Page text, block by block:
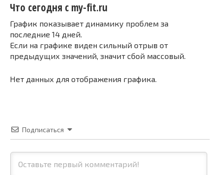
Что сегодня с my-fit.ru
График показывает динамику проблем за
последние 14 дней.
Если на графике виден сильный отрыв от
предыдущих значений, значит сбой массовый.
Нет данных для отображения графика.
Подписаться